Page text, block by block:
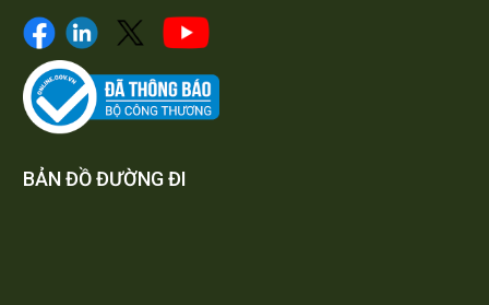
BẢN ĐỒ ĐƯỜNG ĐI